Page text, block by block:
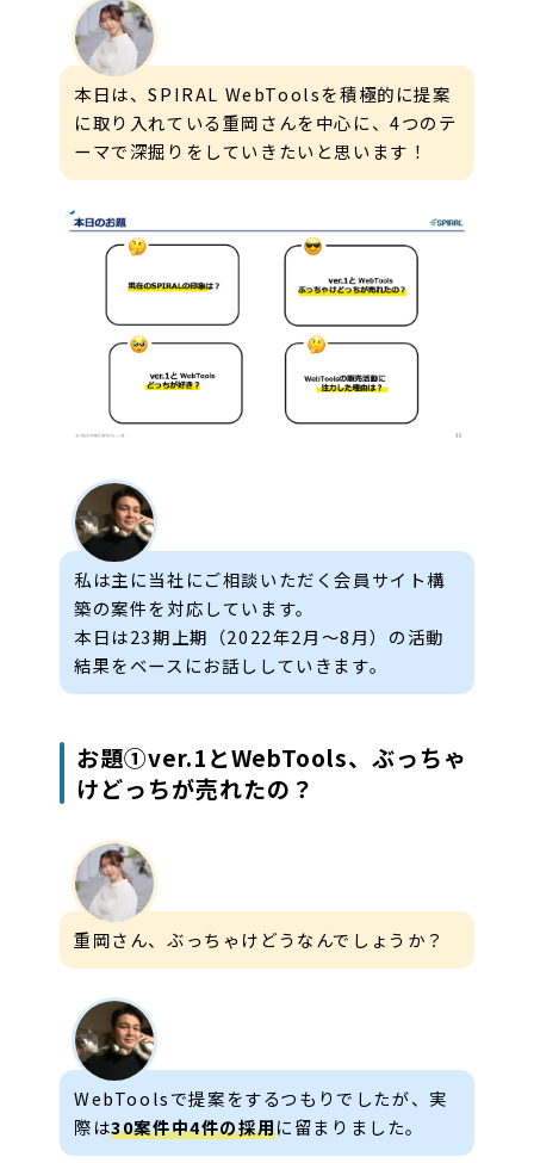
本日は、SPIRAL WebToolsを積極的に提案
に取り入れている重岡さんを中心に、4つのテ
ーマで深掘りをしていきたいと思います！
私は主に当社にご相談いただく会員サイト構
築の案件を対応しています。
本日は23期上期（2022年2月〜8月）の活動
結果をベースにお話ししていきます。
お題①ver.1とWebTools、ぶっちゃ
けどっちが売れたの？
重岡さん、ぶっちゃけどうなんでしょうか？
WebToolsで提案をするつもりでしたが、実
際は30案件中4件の採用に留まりました。